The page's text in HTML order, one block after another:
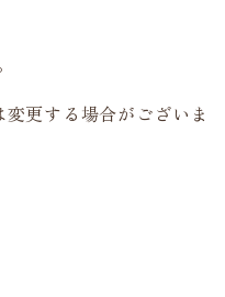
更する場合がございま